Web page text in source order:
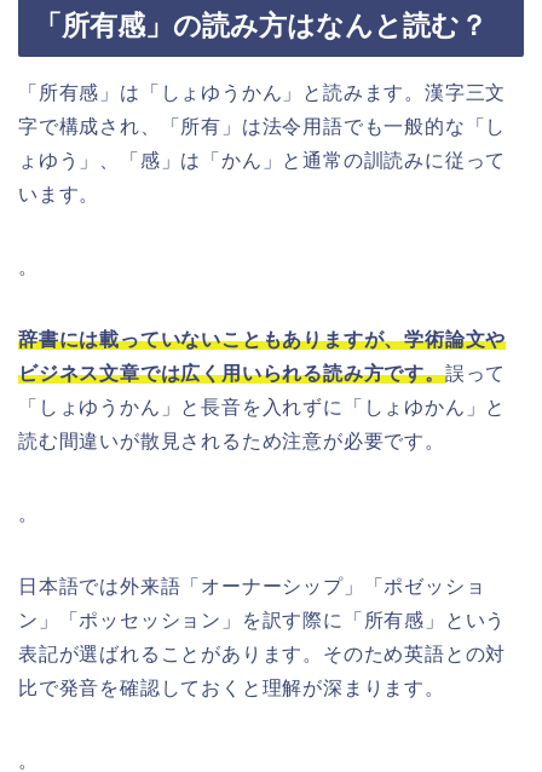
「所有感」の読み方はなんと読む？
「所有感」は「しょゆうかん」と読みます。漢字三文
字で構成され、「所有」は法令用語でも一般的な「し
ょゆう」、「感」は「かん」と通常の訓読みに従って
います。
。
辞書には載っていないこともありますが、学術論文や
ビジネス文章では広く用いられる読み方です。誤って
「しょゆうかん」と長音を入れずに「しょゆかん」と
読む間違いが散見されるため注意が必要です。
。
日本語では外来語「オーナーシップ」「ポゼッショ
ン」「ポッセッション」を訳す際に「所有感」という
表記が選ばれることがあります。そのため英語との対
比で発音を確認しておくと理解が深まります。
。